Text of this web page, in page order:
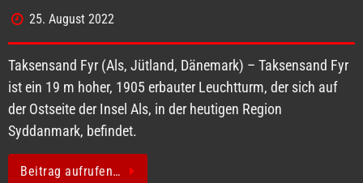
25. August 2022
Taksensand Fyr (Als, Jütland, Dänemark) – Taksensand Fyr
ist ein 19 m hoher, 1905 erbauter Leuchtturm, der sich auf
der Ostseite der Insel Als, in der heutigen Region
Syddanmark, befindet.
Beitrag aufrufen…